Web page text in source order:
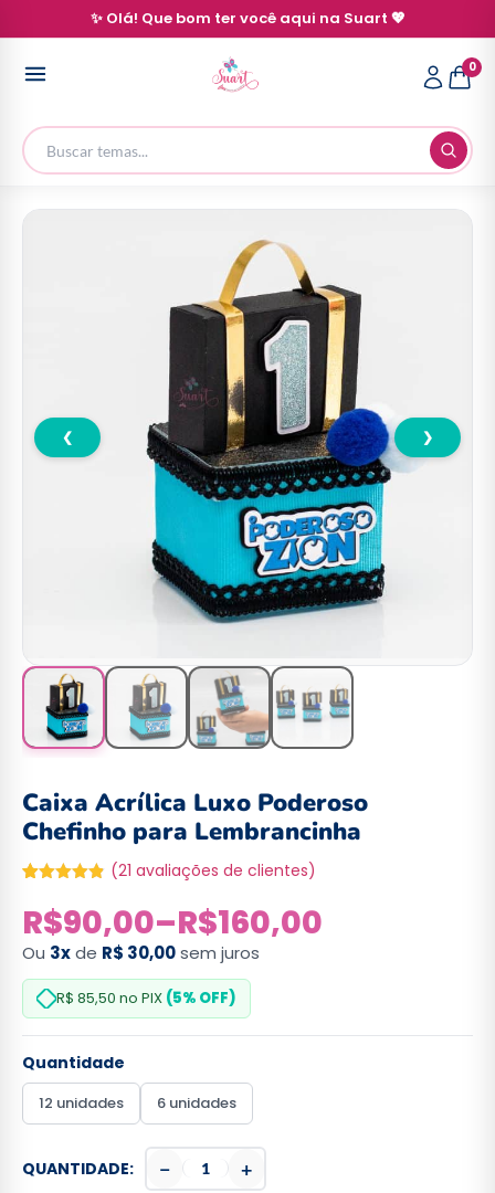
✨ Olá! Que bom ter você aqui na Suart 💖
0
❮ ❯
Caixa Acrílica Luxo Poderoso
Chefinho para Lembrancinha
como 4.80
de 5, com
baseado
em
de clientes
(21 avaliações de clientes)
R$90,00–R$160,00
Ou 3xde R$ 30,00sem juros
R$ 85,50 no PIX (5% OFF)
Quantidade
12 unidades 6 unidades
QUANTIDADE: − +